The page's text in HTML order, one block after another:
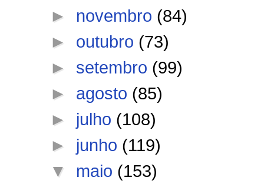
► novembro (84)
► outubro (73)
► setembro (99)
► agosto (85)
► julho (108)
► junho (119)
▼ maio (153)